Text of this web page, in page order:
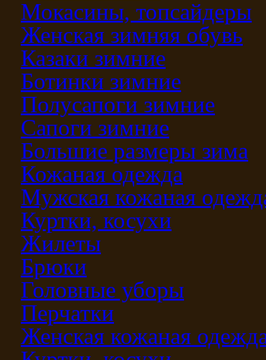
Мокасины, топсайдеры
Женская зимняя обувь
Казаки зимние
Ботинки зимние
Полусапоги зимние
Сапоги зимние
Большие размеры зима
Кожаная одежда
Мужская кожаная
Куртки, косухи
Жилеты
Брюки
Головные уборы
Перчатки
Женская кожаная